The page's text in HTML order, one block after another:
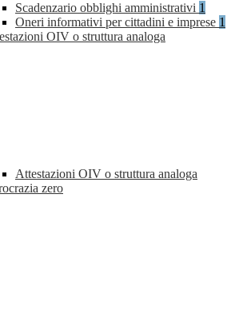
Scadenzario obblighi amministrativi 1
Oneri informativi per cittadini e imprese 1
OIV o struttura analoga
Attestazioni OIV o struttura analoga
zero